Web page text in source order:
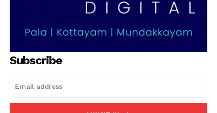
Subscribe